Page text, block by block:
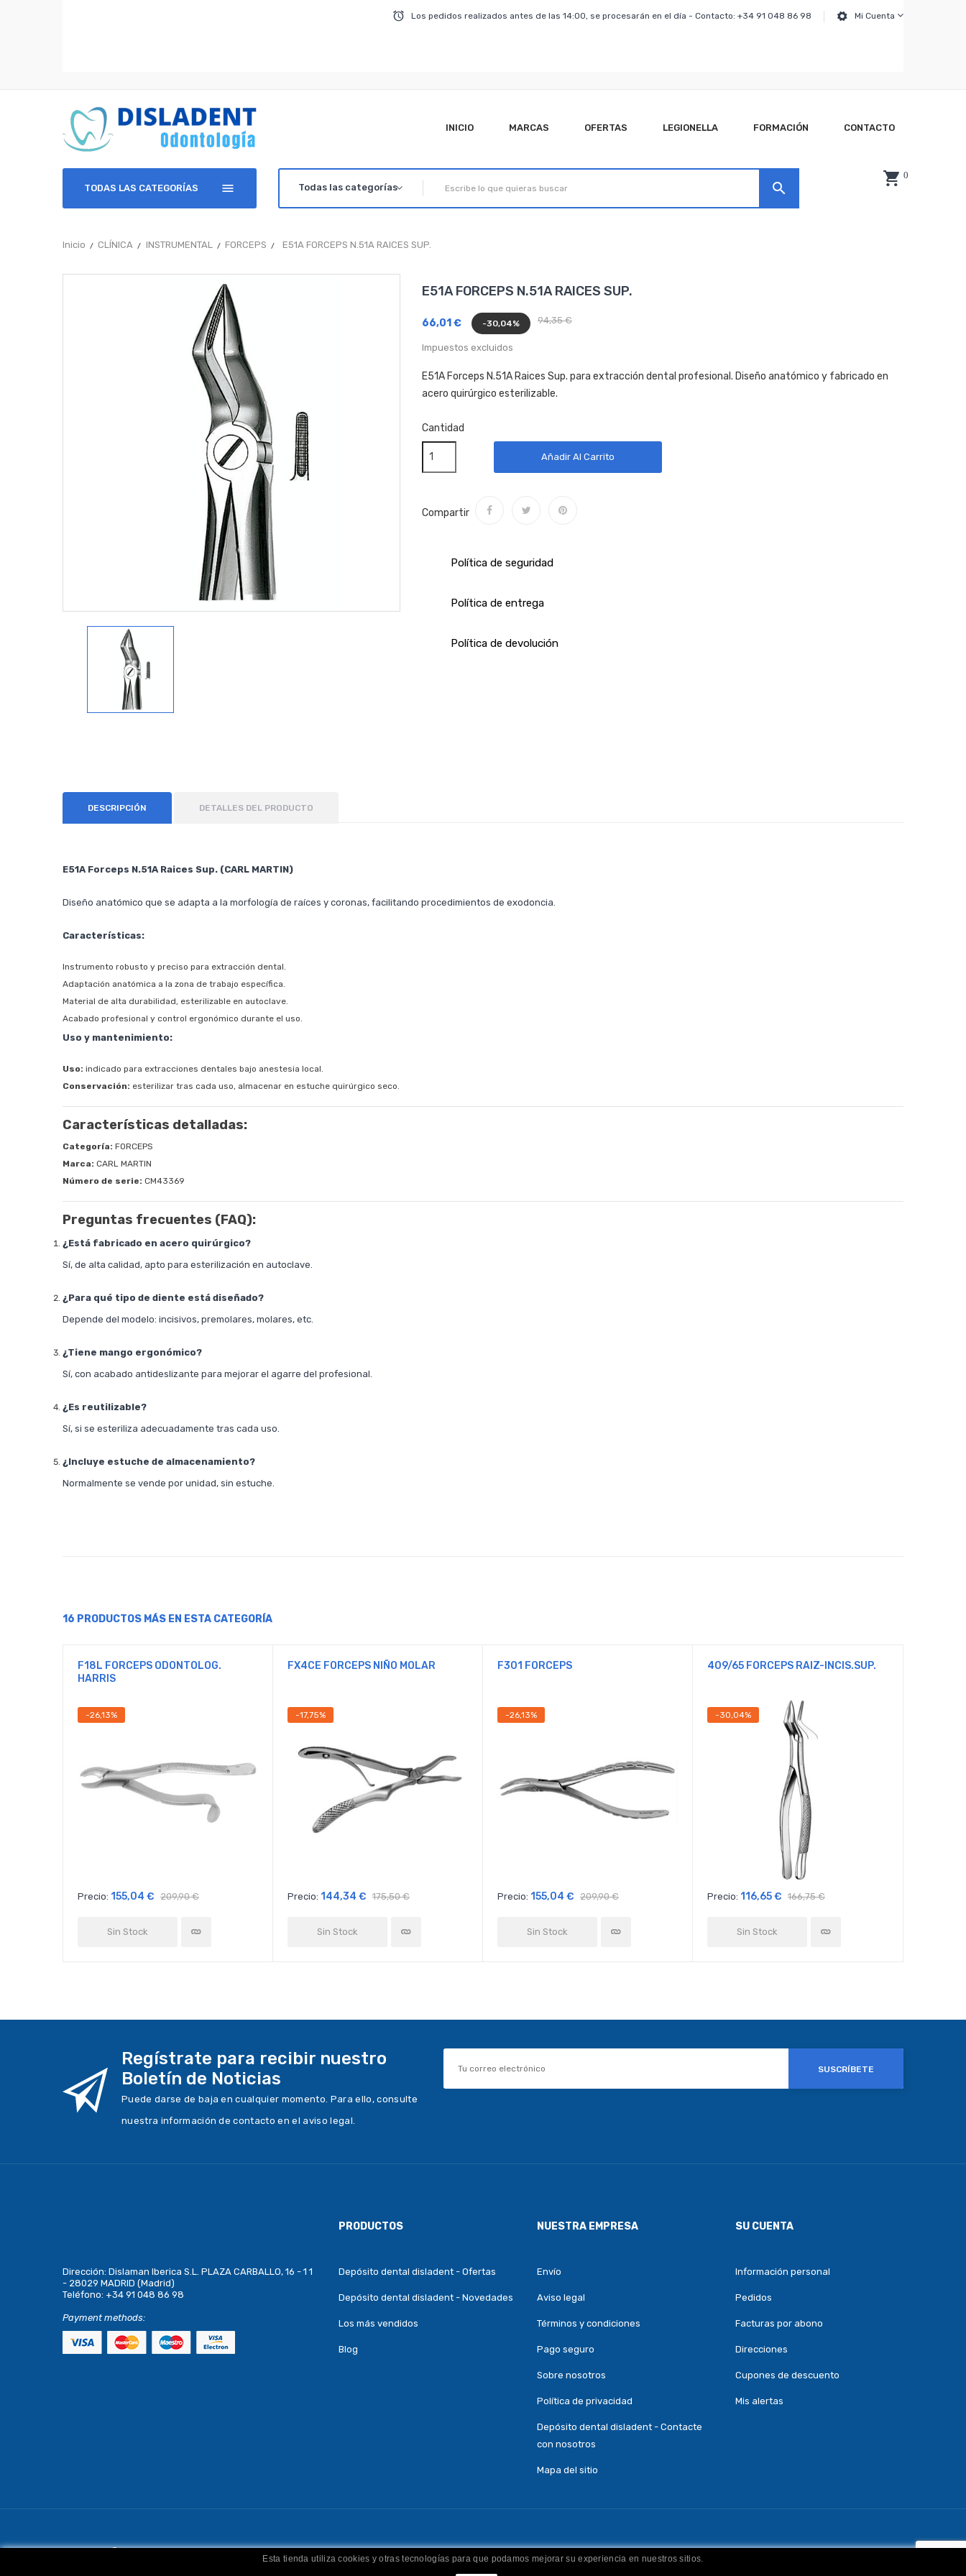
Mi Cuenta
Los pedidos realizados antes de las 14:00, se procesarán en el día - Contacto: +34 91 048 86 98
INICIO MARCAS OFERTAS LEGIONELLA FORMACIÓN CONTACTO
TODAS LAS CATEGORÍAS
0
search
Inicio CLÍNICA INSTRUMENTAL FORCEPS E51A FORCEPS N.51A RAICES SUP.
E51A FORCEPS N.51A RAICES SUP.
94,35 €
66,01 € -30,04%
Impuestos excluidos
E51A Forceps N.51A Raices Sup. para extracción dental profesional. Diseño anatómico y fabricado en
acero quirúrgico esterilizable.
Cantidad
Añadir Al Carrito
Compartir
Política de seguridad
Política de entrega
Política de devolución
DESCRIPCIÓN DETALLES DEL PRODUCTO
E51A Forceps N.51A Raices Sup. (CARL MARTIN)
Diseño anatómico que se adapta a la morfología de raíces y coronas, facilitando procedimientos de exodoncia.
Características:
Instrumento robusto y preciso para extracción dental.
Adaptación anatómica a la zona de trabajo específica.
Material de alta durabilidad, esterilizable en autoclave.
Acabado profesional y control ergonómico durante el uso.
Uso y mantenimiento:
Uso: indicado para extracciones dentales bajo anestesia local.
Conservación: esterilizar tras cada uso, almacenar en estuche quirúrgico seco.
Características detalladas:
Categoría: FORCEPS
Marca: CARL MARTIN
Número de serie: CM43369
Preguntas frecuentes (FAQ):
¿Está fabricado en acero quirúrgico?
Sí, de alta calidad, apto para esterilización en autoclave.
¿Para qué tipo de diente está diseñado?
Depende del modelo: incisivos, premolares, molares, etc.
¿Tiene mango ergonómico?
Sí, con acabado antideslizante para mejorar el agarre del profesional.
¿Es reutilizable?
Sí, si se esteriliza adecuadamente tras cada uso.
¿Incluye estuche de almacenamiento?
Normalmente se vende por unidad, sin estuche.
16 PRODUCTOS MÁS EN ESTA CATEGORÍA
F18L FORCEPS ODONTOLOG.
HARRIS
-26,13%
Precio: 155,04 € 209,90 €
Sin Stock
FX4CE FORCEPS NIÑO MOLAR
-17,75%
Precio: 144,34 € 175,50 €
Sin Stock
F301 FORCEPS
-26,13%
Precio: 155,04 € 209,90 €
Sin Stock
409/65 FORCEPS RAIZ-INCIS.SUP.
-30,04%
Precio: 116,65 € 166,75 €
Sin Stock
Regístrate para recibir nuestro
Boletín de Noticias
Puede darse de baja en cualquier momento. Para ello, consulte
nuestra información de contacto en el aviso legal.
SUSCRÍBETE
Dirección: Dislaman Iberica S.L. PLAZA CARBALLO, 16 - 1 1
- 28029 MADRID (Madrid)
Teléfono: +34 91 048 86 98
Payment methods:
PRODUCTOS
Depósito dental disladent - Ofertas
Depósito dental disladent - Novedades
Los más vendidos
Blog
NUESTRA EMPRESA
Envío
Aviso legal
Términos y condiciones
Pago seguro
Sobre nosotros
Política de privacidad
Depósito dental disladent - Contacte
con nosotros
Mapa del sitio
SU CUENTA
Información personal
Pedidos
Facturas por abono
Direcciones
Cupones de descuento
Mis alertas
Esta tienda utiliza cookies y otras tecnologías para que podamos mejorar su experiencia en nuestros sitios.
Copyright Dislaman. Todos los derechos reservados